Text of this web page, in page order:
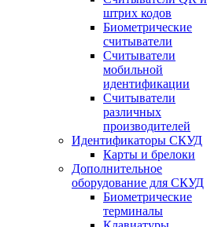
штрих кодов
Биометрические
считыватели
Считыватели
мобильной
идентификации
Считыватели
различных
производителей
Идентификаторы СКУД
Карты и брелоки
Дополнительное
оборудование для СКУД
Биометрические
терминалы